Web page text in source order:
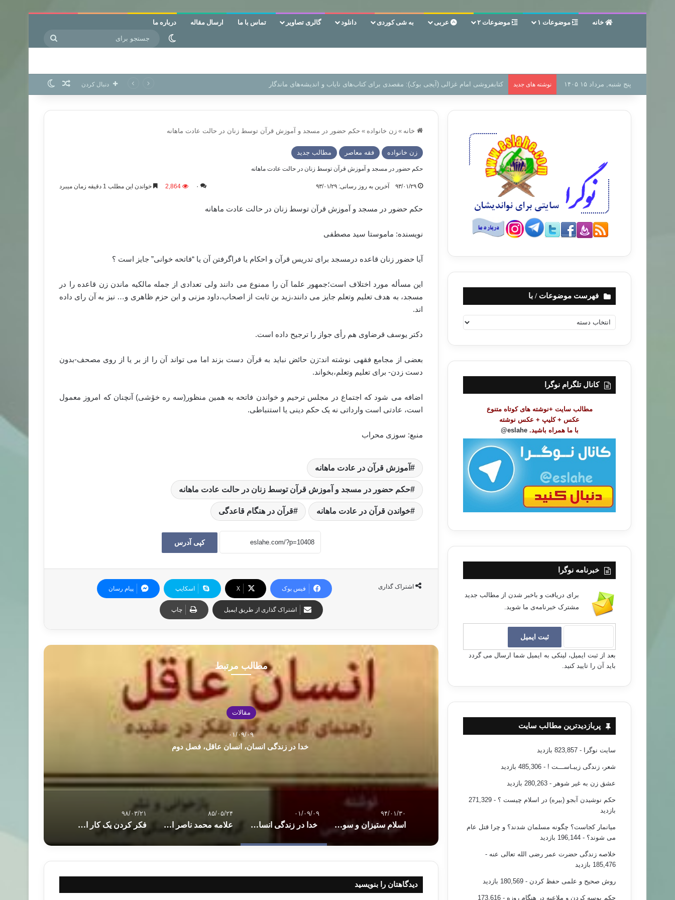
خانه موضوعات ۱ موضوعات ۲ عربی به شی کوردی دانلود گالری تصاویر تماس با ما ارسال مقاله درباره ما
تغییر پوسته
پنج شنبه, مرداد ۱۵ ۱۴۰۵ نوشته های جدید سر دفتر فساد در زمین‌، دوری وکناره‌گیری از راه خداست‌! دنبال کردن نوشته تصادفی
خانه » زن خانواده » حکم حضور در مسجد و آموزش قرآن توسط زنان در حالت عادت ماهانه
زن خانواده فقه معاصر مطالب جدید
حکم حضور در مسجد و آموزش قرآن توسط زنان در حالت عادت ماهانه
۹۳/۰۱/۲۹ آخرین به روز رسانی: ۹۳/۰۱/۲۹ ۰ 2,864 خواندن این مطلب 1 دقیقه زمان میبرد
حکم حضور در مسجد و آموزش قرآن توسط زنان در حالت عادت ماهانه
نویسنده: ماموستا سید مصطفی
آیا حضور زنان قاعده درمسجد برای تدریس قرآن و احکام یا فراگرفتن آن یا “فاتحه خوانی” جایز است ؟
این مسأله مورد اختلاف است؛جمهور علما آن را ممنوع می دانند ولی تعدادی از جمله مالکیه ماندن زن قاعده را در
مسجد، به هدف تعلیم وتعلم جایز می دانند،زید بن ثابت از اصحاب،داود مزنی و ابن حزم ظاهری و… نیز به آن رای داده
اند.
دکتر یوسف قرضاوی هم رأی جواز را ترجیح داده است.
بعضی از مجامع فقهی نوشته اند:زن حائض نباید به قرآن دست بزند اما می تواند آن را از بر یا از روی مصحف-بدون
دست زدن- برای تعلیم وتعلم،بخواند.
اضافه می شود که اجتماع در مجلس ترحیم و خواندن فاتحه به همین منظور(سه ره خۆشی) آنچنان که امروز معمول
است، عادتی است وارداتی نه یک حکم دینی یا استنباطی.
منبع: سوزی محراب
آموزش قرآن در عادت ماهانه
حکم حضور در مسجد و آموزش قرآن توسط زنان در حالت عادت ماهانه
خواندن قرآن در عادت ماهانه قرآن در هنگام قاعدگی
کپی آدرس
اشتراک گذاری فیس بوک X اسکایپ پیام رسان
اشتراک گذاری از طریق ایمیل چاپ
مطالب مرتبط
از زنان ، جفا به زن به نام دفاع از زن
مقالات
۰۱/۰۹/۰۹
خدا در زندگی انسان، انسان عاقل، فصل دوم
۹۴/۰۱/۳۰
اسلام ستیزان و سوء استفاده از زنان ، جفا به زن به نام دفاع از زن
۰۱/۰۹/۰۹
خدا در زندگی انسان، انسان عاقل، فصل دوم
۸۵/۰۵/۲۴
علامه محمد ناصر الدين آلبانى
۹۸/۰۳/۲۱
فکر کردن یک کار ارزشمند و پر فایدست اما چه فکر کردنی
دیدگاهتان را بنویسید
فهرست موضوعات / با
ه
ت
ض
کانال تلگرام نوگرا
مطالب سایت +نوشته های کوتاه متنوع
عکس + کلیپ + عکس نوشته
با ما همراه باشید. eslahe@
خبرنامه نوگرا
برای دریافت و باخبر شدن از مطالب جدید
مشترک خبرنامه‌ی ما شوید.
بعد از ثبت ایمیل، لینکی به ایمیل شما ارسال می گردد
باید آن را تایید کنید.
پربازدیدترین مطالب سایت
سایت نوگرا - 823,857 بازدید
شعر، زندگی زیبـاســـت ! - 485,306 بازدید
عشق زن به غیر شوهر - 280,263 بازدید
حکم نوشیدن آبجو (بیره) در اسلام چیست ؟
- 271,329
بازدید
میانمار کجاست؟ چگونه مسلمان شدند؟ و چرا قتل عام
می شوند؟ - 196,144 بازدید
خلاصه زندگی حضرت عمر رضی الله تعالی عنه -
185,476 بازدید
روش صحیح و علمی حفظ کردن - 180,569 بازدید
حکم بوسه کردن و ملاعبه در هنگام روزه
- 173,616